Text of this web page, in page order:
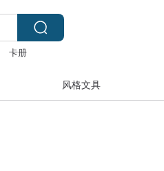
卡册
风格文具